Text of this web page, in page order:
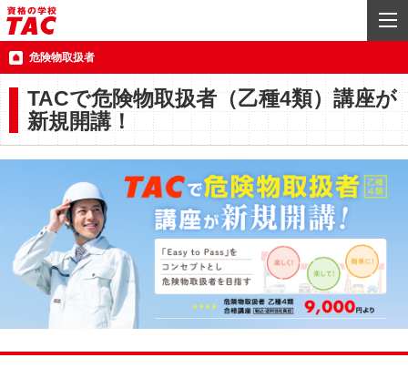
危険物取扱者
TACで危険物取扱者（乙種4類）講座が
新規開講！